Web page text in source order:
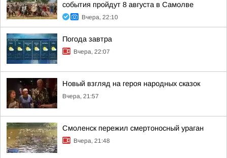
события пройдут 8 августа в Самолве
Вчера, 22:10
Погода завтра
Вчера, 22:07
Новый взгляд на героя народных сказок
Вчера, 21:57
Смоленск пережил смертоносный ураган
Вчера, 21:48